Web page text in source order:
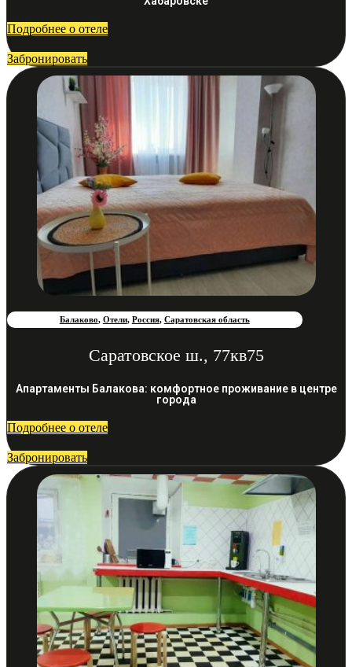
Подробнее о отеле
Забронировать
Балаково, Отели, Россия, Саратовская область
Саратовское ш., 77кв75
Апартаменты Балакова: комфортное проживание в центре
города
Подробнее о отеле
Забронировать